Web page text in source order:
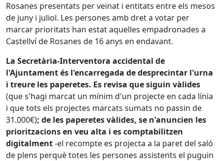
Rosanes presentats per veïnat i entitats entre els mesos
de juny i juliol. Les persones amb dret a votar per
marcar prioritats han estat aquelles empadronades a
Castellví de Rosanes de 16 anys en endavant.
La Secretària-Interventora accidental de
l'Ajuntament és l'encarregada de desprecintar l'urna
i treure les paperetes. Es revisa que siguin vàlides
(que s'hagi marcat un mínim d'un projecte en cada línia
i que tots els projectes marcats sumats no passin de
31.000€); de les paperetes vàlides, se n'anuncien les
prioritzacions en veu alta i es comptabilitzen
digitalment-el recompte es projecta a la paret del saló
de plens perquè totes les persones assistents el puguin